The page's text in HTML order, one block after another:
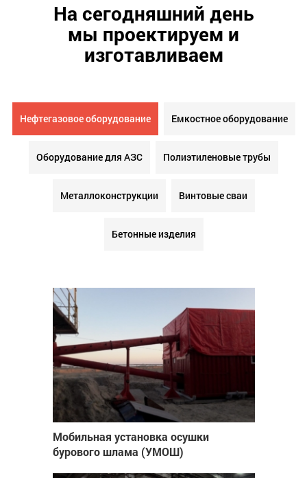
На сегодняшний день
мы проектируем и
изготавливаем
Нефтегазовое оборудование Емкостное оборудование
Оборудование для АЗС Полиэтиленовые трубы
Металлоконструкции Винтовые сваи
Бетонные изделия
Мобильная установка осушки
бурового шлама (УМОШ)